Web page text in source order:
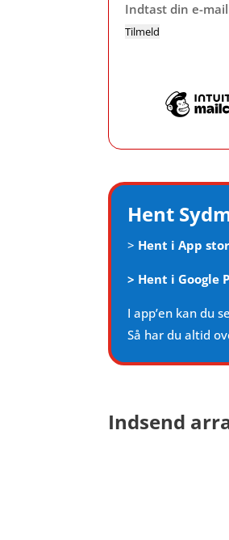
Indtast din e-
Hent
> Hent i App
> Hent i Google
I app’en kan du
Så har du altid
Indsend